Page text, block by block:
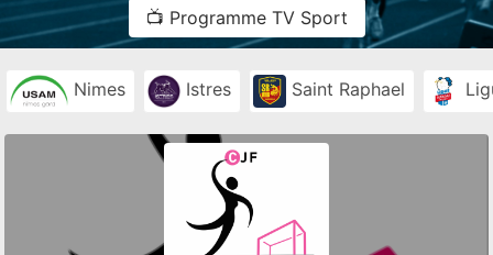
📺 Programme TV Sport
Nimes Istres Saint Raphael